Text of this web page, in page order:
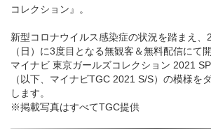
コレクション』。
新型コロナウイルス感染症の状況を踏まえ、
（日）に3度目となる無観客＆無料配信にて
マイナビ 東京ガールズコレクション 2021
（以下、マイナビTGC 2021 S/S）の模様を
します。
※掲載写真はすべてTGC提供